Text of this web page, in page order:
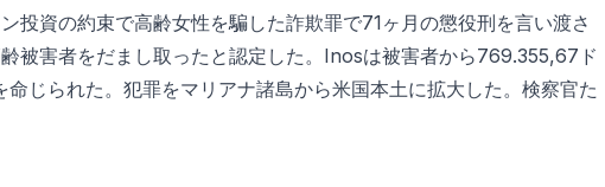
資の約束で高齢女性を騙した詐欺罪で71ヶ月の懲役刑を言い渡さ
被害者をだまし取ったと認定した。Inosは被害者から769.355,67ド
じられた。犯罪をマリアナ諸島から米国本土に拡大した。検察官た